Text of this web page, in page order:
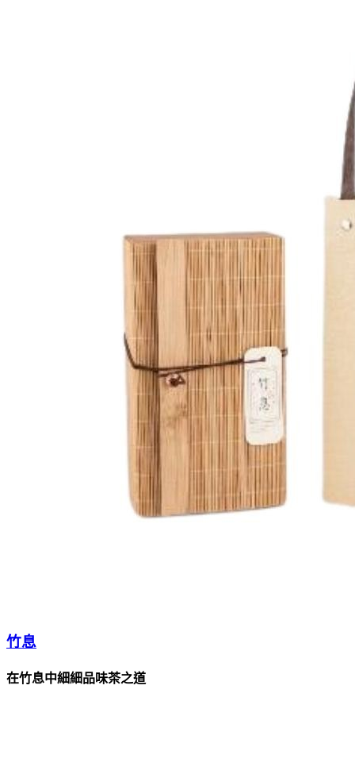
竹息
在竹息中細細品味茶之道